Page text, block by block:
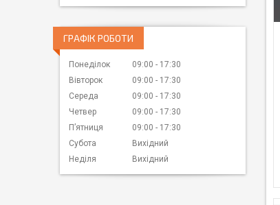
ГРАФІК РОБОТИ
Понеділок 09:00
17:30
Вівторок
09:00
17:30
Середа
09:00
17:30
Четвер
09:00
17:30
Пʼятниця
09:00
17:30
Субота
Вихідний
Неділя
Вихідний